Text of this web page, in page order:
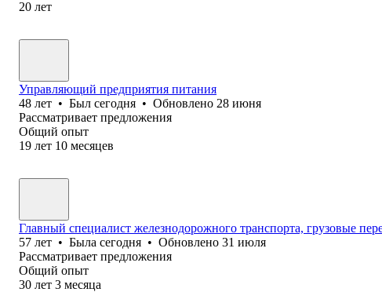
20 лет
Управляющий предприятия питания
48 лет • Был сегодня • Обновлено 28 июня
Рассматривает предложения
Общий опыт
19 лет 10 месяцев
Главный специалист железнодорожного транспорта, грузовые
57 лет • Была сегодня • Обновлено 31 июля
Рассматривает предложения
Общий опыт
30 лет 3 месяца